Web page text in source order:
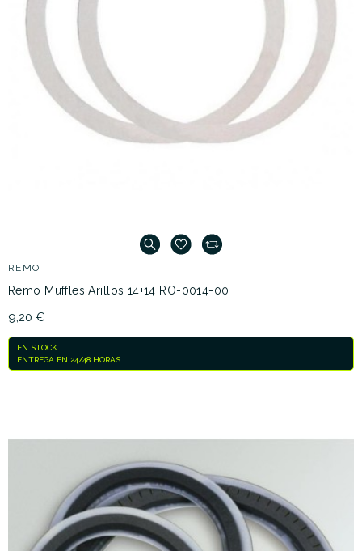
REMO
Remo Muffles Arillos 14+14 RO-0014-00
9,20 €
EN STOCK
ENTREGA EN 24/48 HORAS